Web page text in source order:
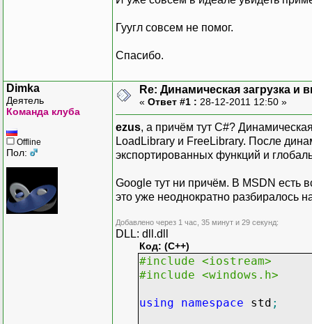
Гуугл совсем не помог.
Спасибо.
Dimka
Деятель
Команда клуба
Offline
Пол:
Re: Динамическая загрузка и
« Ответ #1 : 28-12-2011 12:50 »
ezus, а причём тут C#?
LoadLibrary и FreeLibrary. После
экспортированных функций и
Google тут ни причём. В MSDN есть
это уже неоднократно разбиралось
Добавлено через 1 час, 35 минут и 29 секунд:
DLL: dll.dll
Код: (C++)
#include <iostream>
#include <windows.h>
using namespace std ;